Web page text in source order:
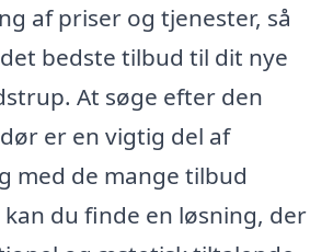
af priser og tjenester, så
bedste tilbud til dit nye
At søge efter den
er en vigtig del af
med de mange tilbud
du finde en løsning, der